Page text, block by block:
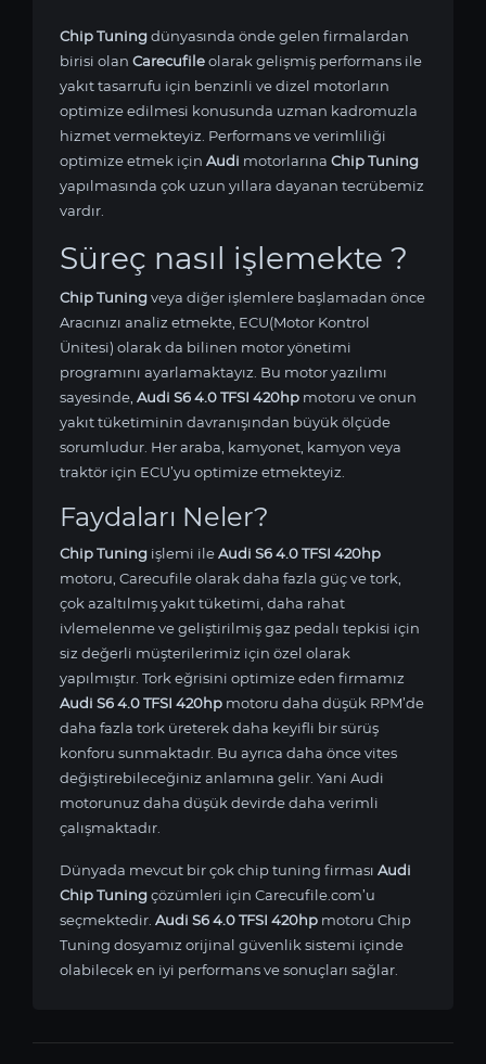
Chip Tuningdünyasında önde gelen firmalardan
birisi olan Carecufileolarak gelişmiş performans ile
yakıt tasarrufu için benzinli ve dizel motorların
optimize edilmesi konusunda uzman kadromuzla
hizmet vermekteyiz. Performans ve verimliliği
optimize etmek için Audi motorlarına Chip Tuning
yapılmasında çok uzun yıllara dayanan tecrübemiz
vardır.
Süreç nasıl işlemekte ?
Chip Tuningveya diğer işlemlere başlamadan önce
Aracınızı analiz etmekte, ECU(Motor Kontrol
Ünitesi) olarak da bilinen motor yönetimi
programını ayarlamaktayız. Bu motor yazılımı
sayesinde, Audi S6 4.0 TFSI 420hp motoru ve onun
yakıt tüketiminin davranışından büyük ölçüde
sorumludur. Her araba, kamyonet, kamyon veya
traktör için ECU’yu optimize etmekteyiz.
Faydaları Neler?
Chip Tuning işlemi ileAudi S6 4.0 TFSI 420hp
motoru, Carecufile olarak daha fazla güç ve tork,
çok azaltılmış yakıt tüketimi, daha rahat
ivlemelenme ve geliştirilmiş gaz pedalı tepkisi için
siz değerli müşterilerimiz için özel olarak
yapılmıştır. Tork eğrisini optimize eden firmamız
Audi S6 4.0 TFSI 420hp motoru daha düşük RPM’de
daha fazla tork üreterek daha keyifli bir sürüş
konforu sunmaktadır. Bu ayrıca daha önce vites
değiştirebileceğiniz anlamına gelir. Yani Audi
motorunuz daha düşük devirde daha verimli
çalışmaktadır.
Dünyada mevcut bir çok chip tuning firması Audi
Chip Tuningçözümleri için Carecufile.com’u
seçmektedir. Audi S6 4.0 TFSI 420hp motoru Chip
Tuning dosyamız orijinal güvenlik sistemi içinde
olabilecek en iyi performans ve sonuçları sağlar.